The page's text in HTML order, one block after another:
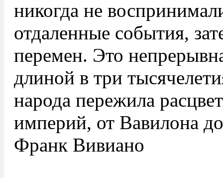
никогда не
отдаленные события,
перемен. Это
длиной в три
народа пережила
империй, от Вавилона
Франк Вивиано